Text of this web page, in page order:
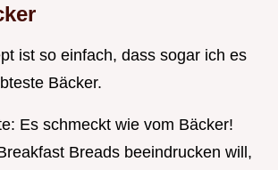
ist so einfach, dass sogar ich es
Bäcker.
Es schmeckt wie vom Bäcker!
Breads beeindrucken will,